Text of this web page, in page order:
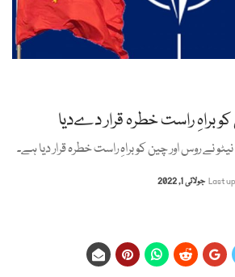
براہِ راست خطرہ قرار دےدیا
نے روس اور چین کو براہِ راست خطرہ قرار دیا ہے۔
Last جولائی 1, 2022